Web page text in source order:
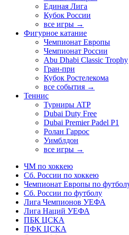
Единая Лига
Кубок России
все игры →
Фигурное катание
Чемпионат Европы
Чемпионат России
Abu Dhabi Classic Trophy
Гран-при
Кубок Ростелекома
все события →
Теннис
Турниры ATP
Dubai Duty Free
Dubai Premier Padel P1
Ролан Гаррос
Уимблдон
все игры →
ЧМ по хоккею
Сб. России по хоккею
Чемпионат Европы по
Сб. России по футболу
Лига Чемпионов УЕФА
Лига Наций УЕФА
ПБК ЦСКА
ПФК ЦСКА